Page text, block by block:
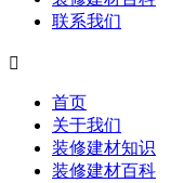
联系我们

首页
关于我们
装修建材知识
装修建材百科